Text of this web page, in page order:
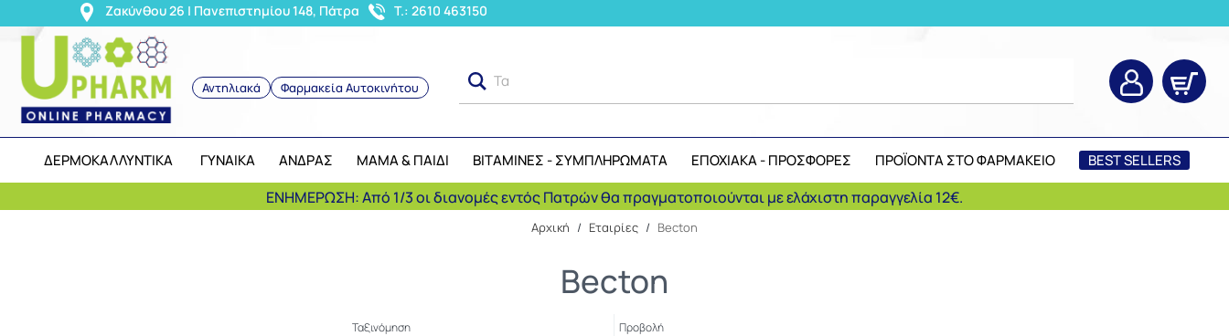
Ζακύνθου 26 | Πανεπιστημίου 148, Πάτρα T.: 2610 463150
Αντηλιακά Φαρμακεία Αυτοκινήτου Τα μήλ
ΔΕΡΜΟΚΑΛΛΥΝΤΙΚΑ ΓΥΝΑΙΚΑ ΑΝΔΡΑΣ ΜΑΜΑ & ΠΑΙΔΙ ΒΙΤΑΜΙΝΕΣ - ΣΥΜΠΛΗΡΩΜΑΤΑ ΕΠΟΧΙΑΚΑ - ΠΡΟΣΦΟΡΕΣ ΠΡΟΪΟΝΤΑ ΣΤΟ ΦΑΡΜΑΚΕΙΟ BEST SELLERS
ΕΝΗΜΕΡΩΣΗ: Από 1/3 οι διανομές εντός Πατρών θα πραγματοποιούνται με ελάχιστη παραγγελία 12€.
Αρχική / Εταιρίες / Becton
Becton
Ταξινόμηση Προβολή